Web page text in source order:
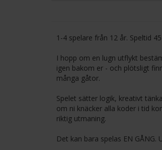
1-4 spelare från 12 år. Speltid
I hopp om en lugn utflykt
igen bakom er - och plötsligt
många gåtor.
Spelet sätter logik, kreativt
om ni knäcker alla koder i tid
riktig utmaning.
Det kan bara spelas EN